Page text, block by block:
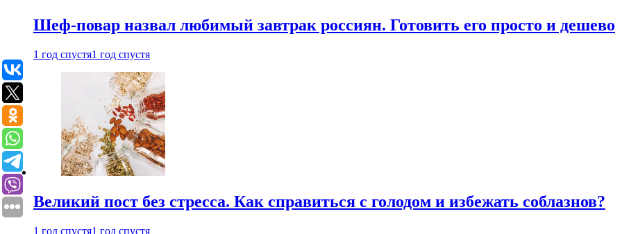
Шеф-повар назвал любимый завтрак россиян. Готовить его просто и дешево
1 год спустя1 год спустя
Великий пост без стресса. Как справиться с голодом и избежать соблазнов?
1 год спустя1 год спустя